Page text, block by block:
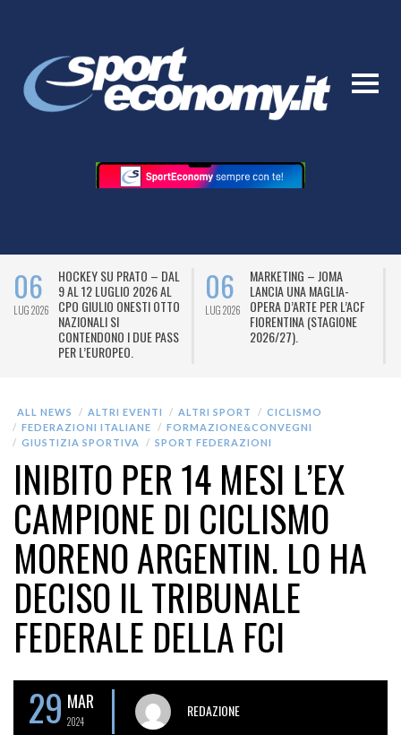
HOCKEY SU PRATO – DAL
9 AL 12 LUGLIO 2026 AL
CPO GIULIO ONESTI OTTO
NAZIONALI SI
CONTENDONO I DUE PASS
PER L’EUROPEO.
06
LUG 2026
MARKETING – JOMA
LANCIA UNA MAGLIA-
OPERA D’ARTE PER L’ACF
FIORENTINA (STAGIONE
2026/27).
ALL NEWS ALTRI EVENTI ALTRI SPORT
CICLISMO
FEDERAZIONI ITALIANE
FORMAZIONE&CONVEGNI
GIUSTIZIA SPORTIVA
SPORT FEDERAZIONI
INIBITO PER 14 MESI L’EX
CAMPIONE DI CICLISMO
MORENO ARGENTIN. LO HA
DECISO IL TRIBUNALE
FEDERALE DELLA FCI
29 MAR
2024
REDAZIONE